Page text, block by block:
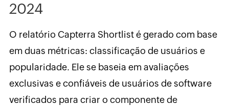
2024
O relatório Capterra Shortlist é gerado com base
em duas métricas: classificação de usuários e
popularidade. Ele se baseia em avaliações
exclusivas e confiáveis de usuários de software
verificados para criar o componente de